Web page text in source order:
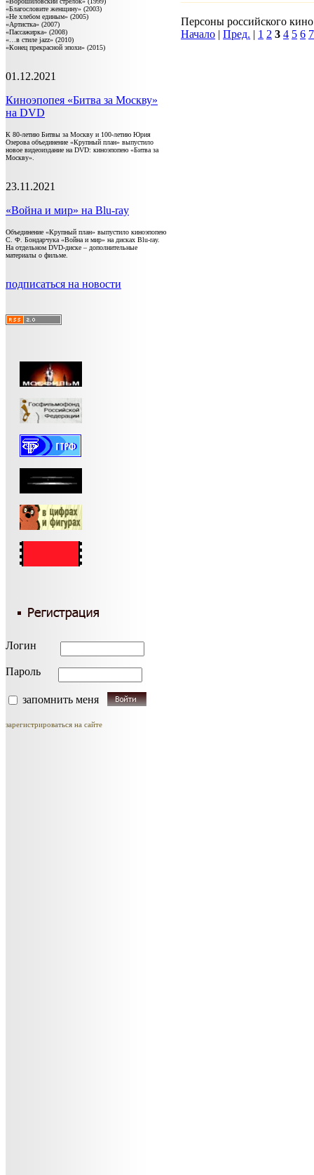
«Благословите женщину» (2003)
«Не хлебом единым» (2005)
«Артистка» (2007)
«Пассажирка» (2008)
«…в стиле jazz» (2010)
«Конец прекрасной эпохи» (2015)
01.12.2021
Киноэпопея «Битва за Москву»
на DVD
К 80-летию Битвы за Москву и 100-летию Юрия
Озерова объединение «Крупный план» выпустило
новое видеоиздание на DVD: киноэпопею «Битва за
Москву».
23.11.2021
«Война и мир» на Blu-ray
Объединение «Крупный план» выпустило киноэпопею
С. Ф. Бондарчука «Война и мир» на дисках Blu-ray.
На отдельном DVD-диске – дополнительные
материалы о фильме.
подписаться на новости
Логин
Пароль
запомнить меня
зарегистрироваться на сайте
Персоны российского
Начало | Пред. | 1 2 3 4 5 6 7